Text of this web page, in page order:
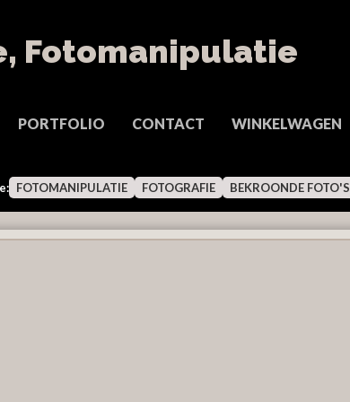
PORTFOLIO CONTACT WINKELWAGEN
FOTOMANIPULATIE FOTOGRAFIE BEKROONDE FOTO'S